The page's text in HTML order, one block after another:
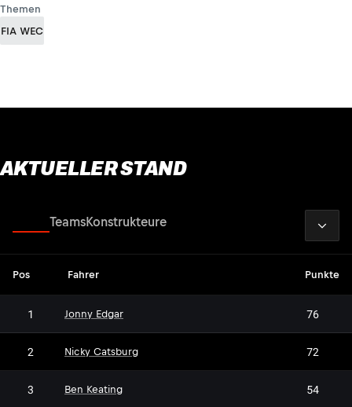
Themen
FIA WEC
AKTUELLER STAND
TeamsKonstrukteure
Pos Fahrer Punkte
1 Jonny Edgar 76
2 Nicky Catsburg 72
3 Ben Keating 54